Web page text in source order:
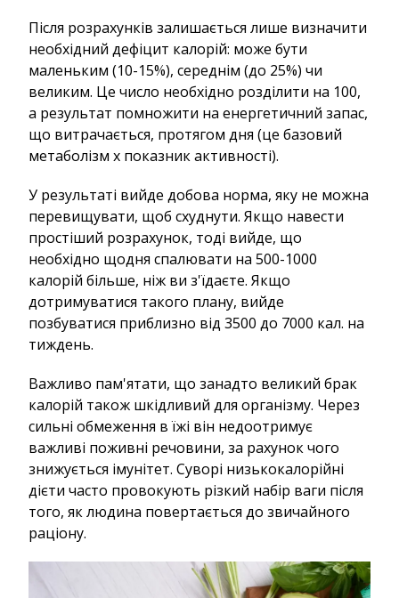
Після розрахунків залишається лише визначити
необхідний дефіцит калорій: може бути
маленьким (10-15%), середнім (до 25%) чи
великим. Це число необхідно розділити на 100,
а результат помножити на енергетичний запас,
що витрачається, протягом дня (це базовий
метаболізм x показник активності).
У результаті вийде добова норма, яку не можна
перевищувати, щоб схуднути. Якщо навести
простіший розрахунок, тоді вийде, що
необхідно щодня спалювати на 500-1000
калорій більше, ніж ви з'їдаєте. Якщо
дотримуватися такого плану, вийде
позбуватися приблизно від 3500 до 7000 кал. на
тиждень.
Важливо пам'ятати, що занадто великий брак
калорій також шкідливий для організму. Через
сильні обмеження в їжі він недоотримує
важливі поживні речовини, за рахунок чого
знижується імунітет. Суворі низькокалорійні
дієти часто провокують різкий набір ваги після
того, як людина повертається до звичайного
раціону.